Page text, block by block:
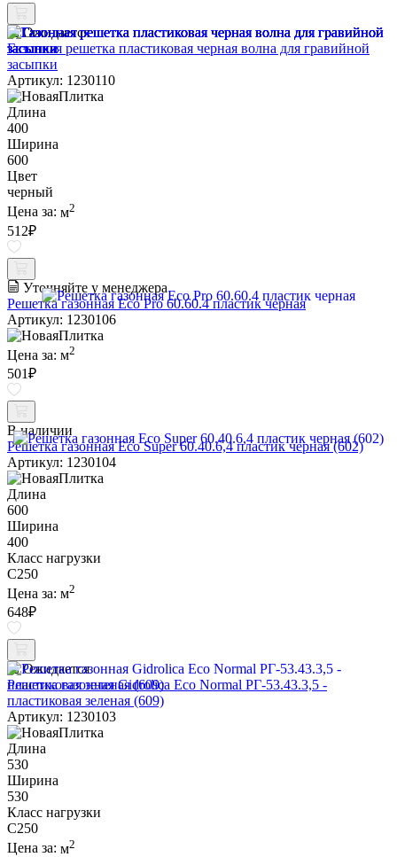
Ожидается
Газонная решетка пластиковая черная волна для гравийной
засыпки
Артикул: 1230110
Длина
400
Ширина
600
Цвет
черный
Цена за: м2
512₽
Уточняйте у менеджера
Решетка газонная Eco Pro 60.60.4 пластик черная
Артикул: 1230106
Цена за: м2
501₽
В наличии
Решетка газонная Eco Super 60.40.6,4 пластик черная (602)
Артикул: 1230104
Длина
600
Ширина
400
Класс нагрузки
C250
Цена за: м2
648₽
Ожидается
Решетка газонная Gidrolica Eco Normal РГ-53.43.3,5 -
пластиковая зеленая (609)
Артикул: 1230103
Длина
530
Ширина
530
Класс нагрузки
C250
Цена за: м2